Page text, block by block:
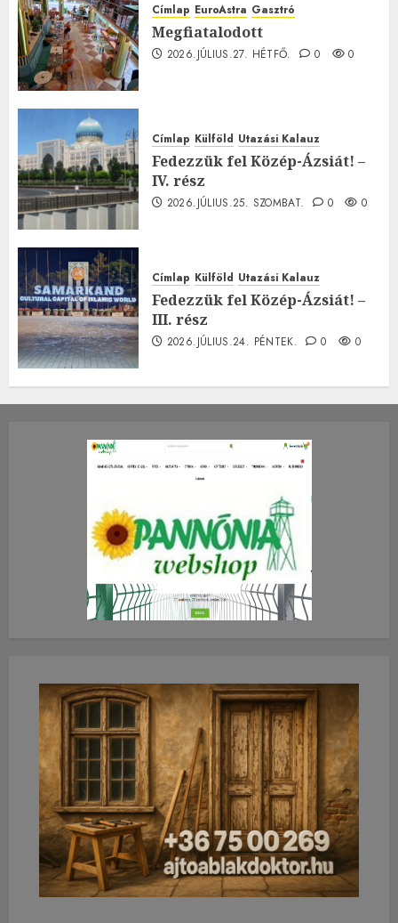
Címlap EuroAstra Gasztró
Megfiatalodott
2026.JÚLIUS.27. HÉTFŐ. 0 0
Címlap Külföld Utazási Kalauz
Fedezzük fel Közép-Ázsiát! –
IV. rész
2026.JÚLIUS.25. SZOMBAT. 0 0
Címlap Külföld Utazási Kalauz
Fedezzük fel Közép-Ázsiát! –
III. rész
2026.JÚLIUS.24. PÉNTEK. 0 0